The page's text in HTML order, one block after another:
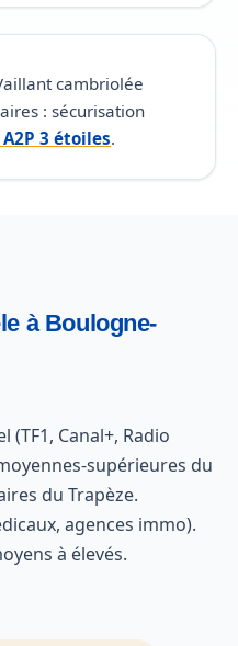
cambriolée
: sécurisation
3 étoiles.
à Boulogne-
(TF1, Canal+, Radio
supérieures du
du Trapèze.
agences immo).
à élevés.